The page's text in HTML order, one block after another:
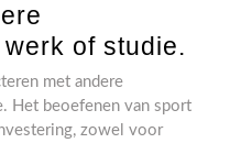
of studie.
met andere
Het beoefenen van sport
zowel voor